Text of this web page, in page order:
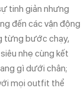
tinh giản nhưng
đến các vận động
từng bước chạy,
nhẹ cùng kết
gì dưới chân;
mọi outfit thể